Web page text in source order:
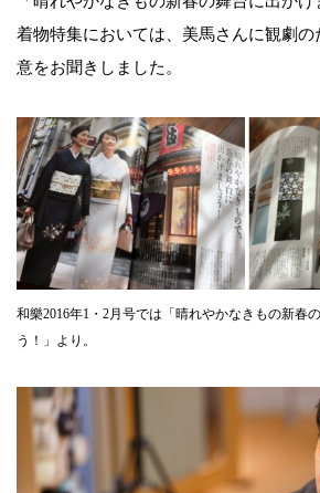
着物特集においては、美馬さんに観劇
意をお聞きしました。
和樂2016年1・2月号では「晴れやかなきもの新春
う！」より。